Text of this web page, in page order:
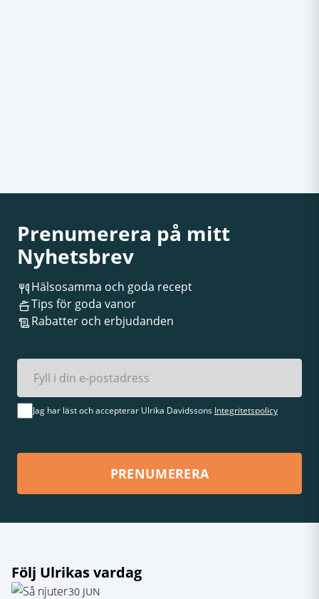
Prenumerera på mitt
Nyhetsbrev
Hälsosamma och goda recept
Tips för goda vanor
Rabatter och erbjudanden
Jag har läst och accepterar Ulrika Davidssons Integritetspolicy
PRENUMERERA
Följ Ulrikas vardag
30 JUN